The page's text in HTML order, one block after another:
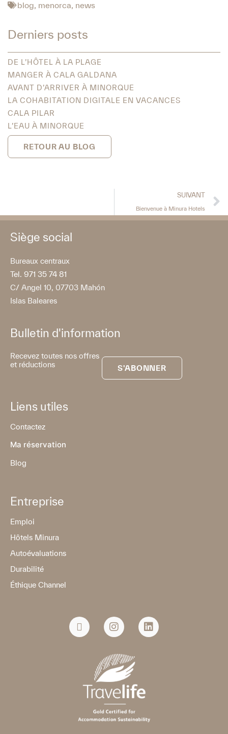
blog, menorca, news
Derniers posts
DE L’HÔTEL À LA PLAGE
MANGER À CALA GALDANA
AVANT D’ARRIVER À MINORQUE
LA COHABITATION DIGITALE EN VACANCES
CALA PILAR
L’EAU À MINORQUE
RETOUR AU BLOG
SUIVANT
Bienvenue à Minura Hotels
Siège social
Bureaux centraux
Tel. 971 35 74 81
C/ Angel 10, 07703 Mahón
Islas Baleares
Bulletin d'information
Recevez toutes nos offres
et réductions
S'ABONNER
Liens utiles
Contactez
Ma réservation
Blog
Entreprise
Emploi
Hôtels Minura
Autoévaluations
Durabilité
Éthique Channel